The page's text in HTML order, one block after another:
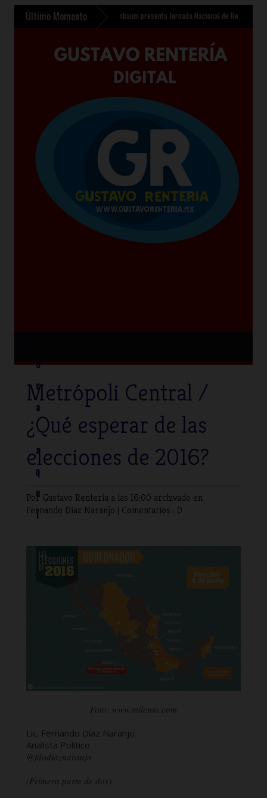
Último Momento
en Chalco »Sheinbaum presenta Jornada Nacional de Reforestación 2026
o
c
a
a
q
u
í
Metrópoli Central /
¿Qué esperar de las
elecciones de 2016?
Por Gustavo Rentería a las 16:00 archivado en
Fernando Díaz Naranjo | Comentarios : 0
Foto: www.milenio.com
Lic. Fernando Díaz Naranjo
Analista Político
@fdodiaznaranjo
(Primera parte de dos)